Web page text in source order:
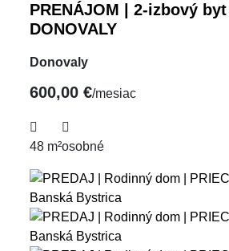
PRENÁJOM | 2-izbový byt |
DONOVALY
Donovaly
600,00 €/mesiac
48 m²osobné